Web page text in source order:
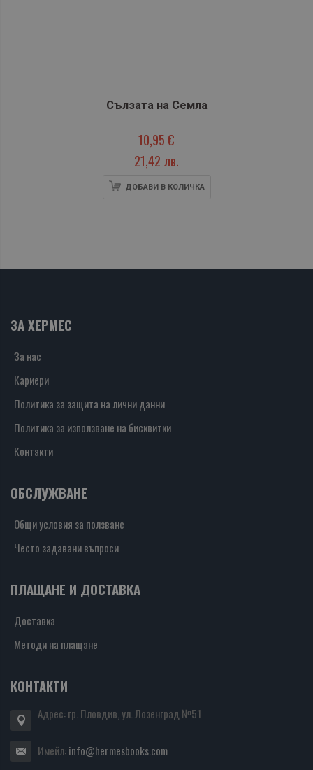
Сълзата на Семла
10,95 €
21,42 лв.
ДОБАВИ В КОЛИЧКА
ЗА ХЕРМЕС
За нас
Кариери
Политика за защита на лични данни
Политика за използване на бисквитки
Контакти
ОБСЛУЖВАНЕ
Общи условия за ползване
Често задавани въпроси
ПЛАЩАНЕ И ДОСТАВКА
Доставка
Методи на плащане
КОНТАКТИ
Адрес: гр. Пловдив, ул. Лозенград №51
Имейл:info@hermesbooks.com